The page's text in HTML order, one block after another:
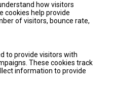
how visitors
cookies help provide
of visitors, bounce rate,
to provide visitors with
These cookies track
information to provide